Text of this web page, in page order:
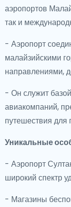
аэропортов
так и
- Аэропорт
малайзийскими
направлениями,
- Он служит
авиакомпаний,
путешествия для
Уникальные
- Аэропорт
широкий спектр
- Магазины